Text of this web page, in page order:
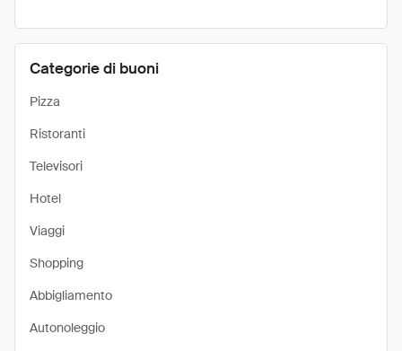
Categorie di buoni
Pizza
Ristoranti
Televisori
Hotel
Viaggi
Shopping
Abbigliamento
Autonoleggio